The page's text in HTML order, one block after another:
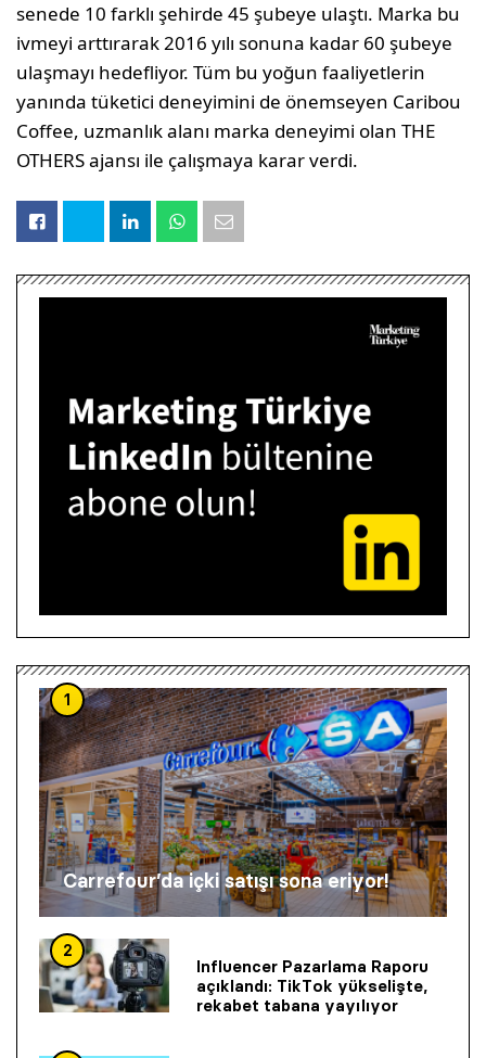
senede 10 farklı şehirde 45 şubeye ulaştı. Marka bu
ivmeyi arttırarak 2016 yılı sonuna kadar 60 şubeye
ulaşmayı hedefliyor. Tüm bu yoğun faaliyetlerin
yanında tüketici deneyimini de önemseyen Caribou
Coffee, uzmanlık alanı marka deneyimi olan THE
OTHERS ajansı ile çalışmaya karar verdi.
1
Carrefour’da içki satışı sona eriyor!
2
Influencer Pazarlama Raporu
açıklandı: TikTok yükselişte,
rekabet tabana yayılıyor